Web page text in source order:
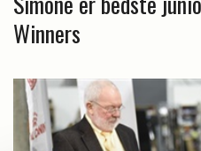
Winners